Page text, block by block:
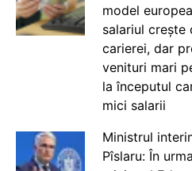
model
salariul crește
carierei, dar
venituri mari
la începutul
mici salarii
Ministrul
Pîslaru: În